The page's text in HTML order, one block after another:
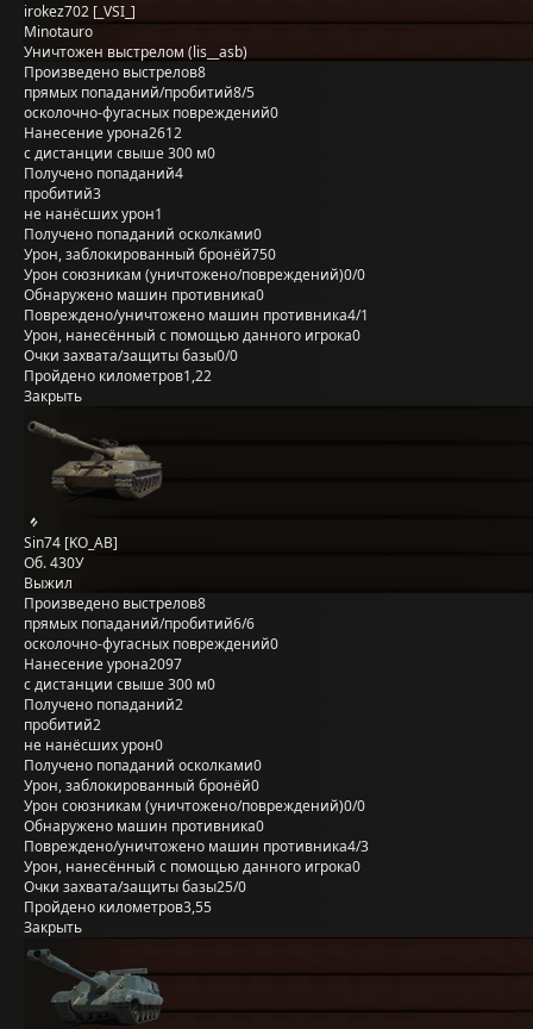
irokez702 [_VSI_]
Minotauro
Уничтожен выстрелом (lis__asb)
Произведено выстрелов8
прямых попаданий/пробитий8/5
осколочно-фугасных повреждений0
Нанесение урона2612
с дистанции свыше 300 м0
Получено попаданий4
пробитий3
не нанёсших урон1
Получено попаданий осколками0
Урон, заблокированный бронёй750
Урон союзникам (уничтожено/повреждений)0/0
Обнаружено машин противника0
Повреждено/уничтожено машин противника4/1
Урон, нанесённый с помощью данного игрока0
Очки захвата/защиты базы0/0
Пройдено километров1,22
Закрыть
Sin74 [KO_AB]
Об. 430У
Выжил
Произведено выстрелов8
прямых попаданий/пробитий6/6
осколочно-фугасных повреждений0
Нанесение урона2097
с дистанции свыше 300 м0
Получено попаданий2
пробитий2
не нанёсших урон0
Получено попаданий осколками0
Урон, заблокированный бронёй0
Урон союзникам (уничтожено/повреждений)0/0
Обнаружено машин противника0
Повреждено/уничтожено машин противника4/3
Урон, нанесённый с помощью данного игрока0
Очки захвата/защиты базы25/0
Пройдено километров3,55
Закрыть